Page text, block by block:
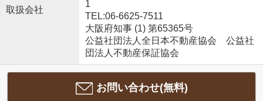
取扱会社
1
TEL:06-6625-7511
大阪府知事 (1) 第65365号
公益社団法人全日本不動産協会 公益社
団法人不動産保証協会
お問い合わせ(無料)